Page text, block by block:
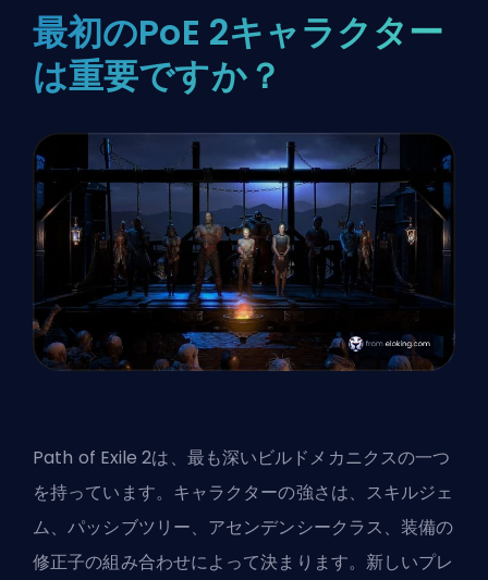
最初のPoE 2キャラクター
は重要ですか？
Path of Exile 2は、 最も深いビルドメカニクスの一つ
を持っています。キャラクターの強さは、スキルジェ
ム、パッシブツリー、アセンデンシークラス、装備の
修正子の組み合わせによって決まります。新しいプレ